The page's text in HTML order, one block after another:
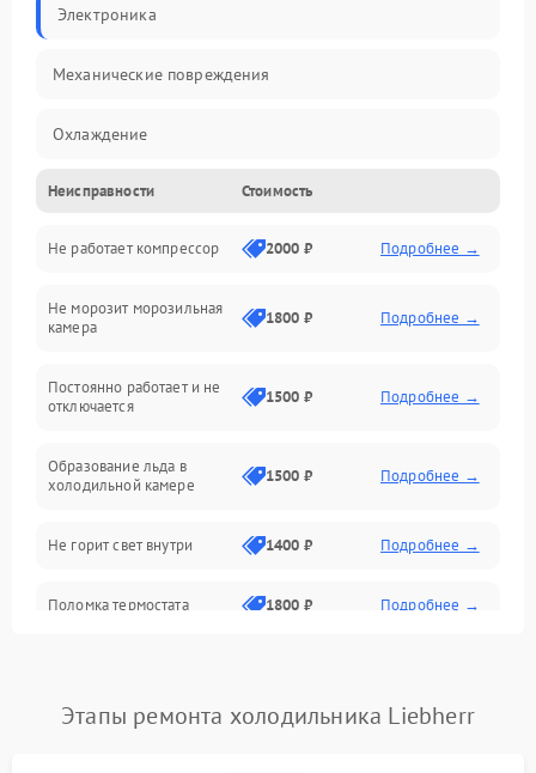
Электроника
Механические повреждения
Охлаждение
Механика
Электропитание
Дренаж
Неисправности Стоимость
Не работает компрессор 2000 ₽ Подробнее →
Не морозит морозильная
камера
1800 ₽ Подробнее →
Постоянно работает и не
отключается
1500 ₽ Подробнее →
Образование льда в
холодильной камере
1500 ₽ Подробнее →
Не горит свет внутри 1400 ₽ Подробнее →
Поломка термостата 1800 ₽ Подробнее →
Поломка системы No Frost 2600 ₽ Подробнее →
Этапы ремонта холодильника Liebherr